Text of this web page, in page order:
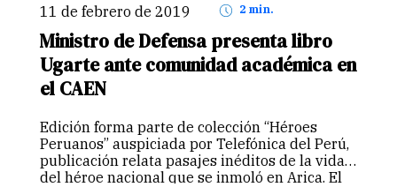
11 de febrero de 2019 2 min.
Ministro de Defensa presenta libro
Ugarte ante comunidad académica en
el CAEN
Edición forma parte de colección “Héroes
Peruanos” auspiciada por Telefónica del Perú,
publicación relata pasajes inéditos de la vida
del héroe nacional que se inmoló en Arica. El